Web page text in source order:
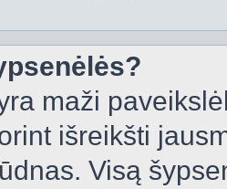
maži
išreikšti
Visą